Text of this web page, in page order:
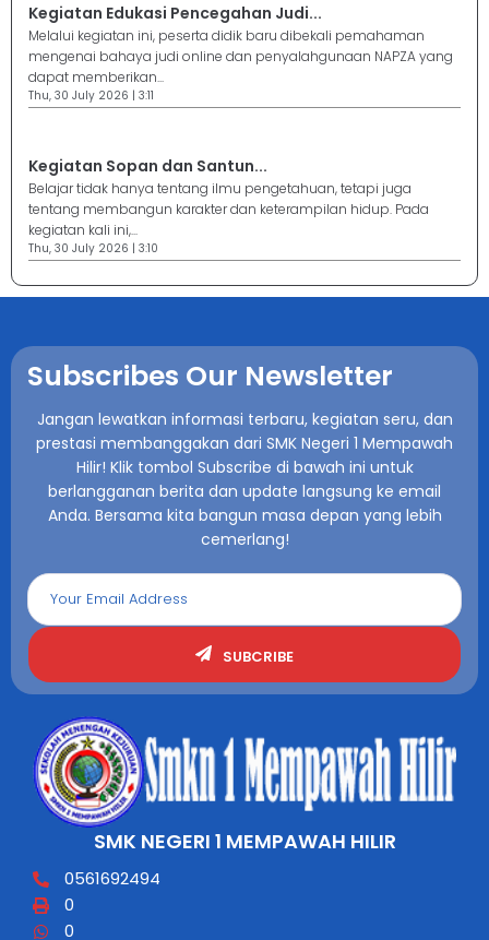
Kegiatan Edukasi Pencegahan Judi...
Melalui kegiatan ini, peserta didik baru dibekali pemahaman
mengenai bahaya judi online dan penyalahgunaan NAPZA yang
dapat memberikan...
Thu, 30 July 2026 | 3:11
Kegiatan Sopan dan Santun...
Belajar tidak hanya tentang ilmu pengetahuan, tetapi juga
tentang membangun karakter dan keterampilan hidup. Pada
kegiatan kali ini,...
Thu, 30 July 2026 | 3:10
Subscribes Our Newsletter
Jangan lewatkan informasi terbaru, kegiatan seru, dan
prestasi membanggakan dari SMK Negeri 1 Mempawah
Hilir! Klik tombol Subscribe di bawah ini untuk
berlangganan berita dan update langsung ke email
Anda. Bersama kita bangun masa depan yang lebih
cemerlang!
SUBCRIBE
SMK NEGERI 1 MEMPAWAH HILIR
0561692494
0
0